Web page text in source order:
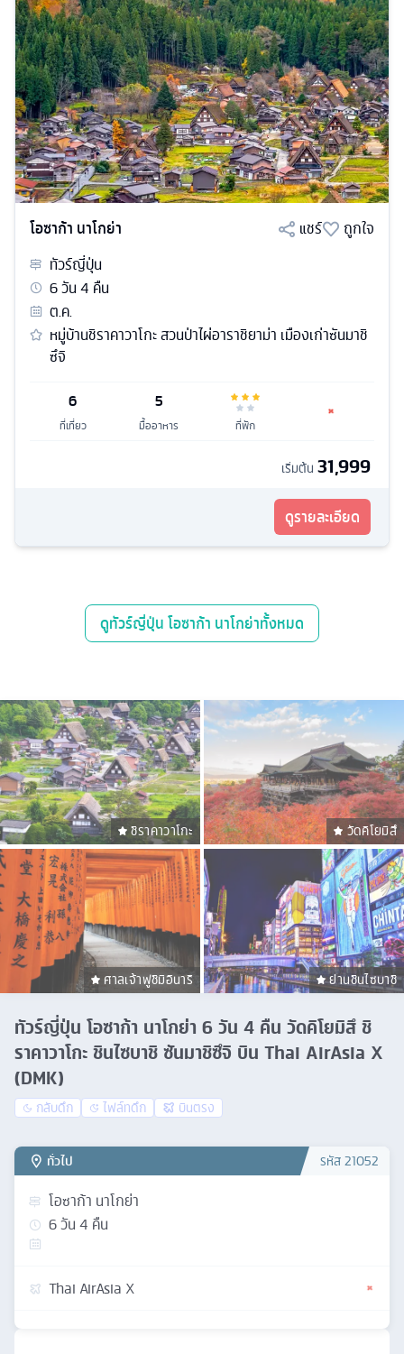
โอซาก้า นาโกย่า แชร์
ถูกใจ
ทัวร์ญี่ปุ่น
6วัน4 คืน
ต.ค.
หมู่บ้านชิราคาวาโกะ สวนป่าไผ่อาราชิยาม่า เมืองเก่าซันมาชิ
ซึจิ
6
ที่เที่ยว
5
มื้ออาหาร ที่พัก
เริ่มต้น 31,999
ดูรายละเอียด
ดูทัวร์ญี่ปุ่น โอซาก้า นาโกย่าทั้งหมด
ชิราคาวาโกะ วัดคิโยมิสึ
ศาลเจ้าฟูชิมิอินาริ ย่านชินไซบาชิ
ทัวร์ญี่ปุ่น โอซาก้า นาโกย่า 6 วัน 4 คืน วัดคิโยมิสึ ชิ
ราคาวาโกะ ชินไซบาชิ ซันมาชิซึจิ บิน Thai AirAsia X
(DMK)
กลับดึก ไฟล์ทดึก บินตรง
ทั่วไป รหัส21052
โอซาก้า นาโกย่า
6วัน4 คืน
Thai AirAsia X